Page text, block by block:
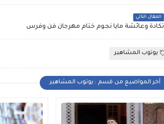
المقال التالي
تكادة وعائشة مايا نجوم ختام مهرجان فن وفرس
يوتوب المشاهير
أخر المواضيع من قسم : يوتوب المشاهير